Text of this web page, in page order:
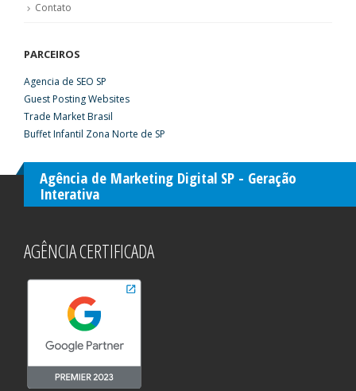
Contato
PARCEIROS
Agencia de SEO SP
Guest Posting Websites
Trade Market Brasil
Buffet Infantil Zona Norte de SP
Agência de Marketing Digital SP - Geração
Interativa
AGÊNCIA CERTIFICADA